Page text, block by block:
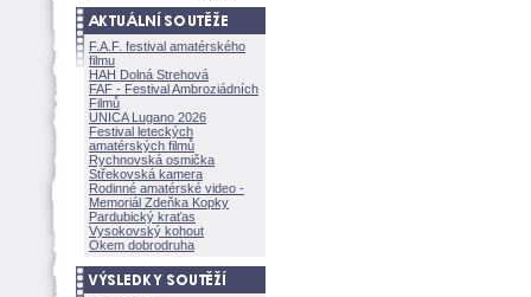
F.A.F. festival amatérského
filmu
HAH Dolná Strehov
FAF - Festival Ambroziádních
Filmů
UNICA Lugano 2026
Festival leteckých
amatérských filmů
Rychnovská osmička
Střekovská kamera
Rodinné amatérské video -
Memoriál Zdeňka Kopky
Pardubický kraťas
Vysokovský kohout
Okem dobrodruha